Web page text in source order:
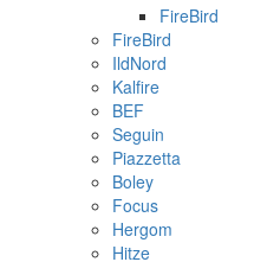
FireBird
FireBird
IldNord
Kalfire
BEF
Seguin
Piazzetta
Boley
Focus
Hergom
Hitze